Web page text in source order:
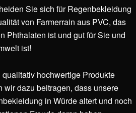
Sie sich für Regenbekleidung
von Farmerrain aus PVC, das
Phthalaten ist und gut für Sie und
ist!
qualitativ hochwertige Produkte
wir dazu beitragen, dass unsere
in Würde altert und noch